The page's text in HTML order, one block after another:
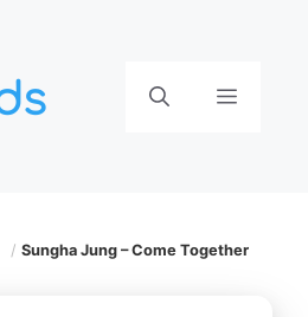
Menu
Sungha Jung – Come Together